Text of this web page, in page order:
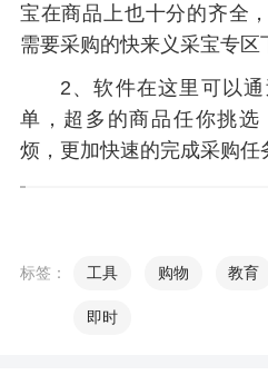
宝在商品上也十分的齐全
需要采购的快来义采宝专区
2、软件在这里可以
单，超多的商品任你挑
烦，更加快速的完成采购任
多项功能优化，提升用
标签： 工具 购物 教育
即时